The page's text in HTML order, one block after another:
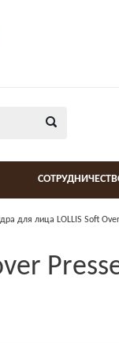
для лица LOLLIS Soft